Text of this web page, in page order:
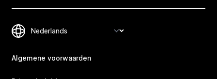
Algemene voorwaarden